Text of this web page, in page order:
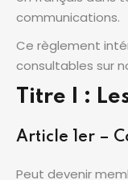
communications.
Ce règlement
consultables sur
Titre I :
Article 1er –
Peut devenir